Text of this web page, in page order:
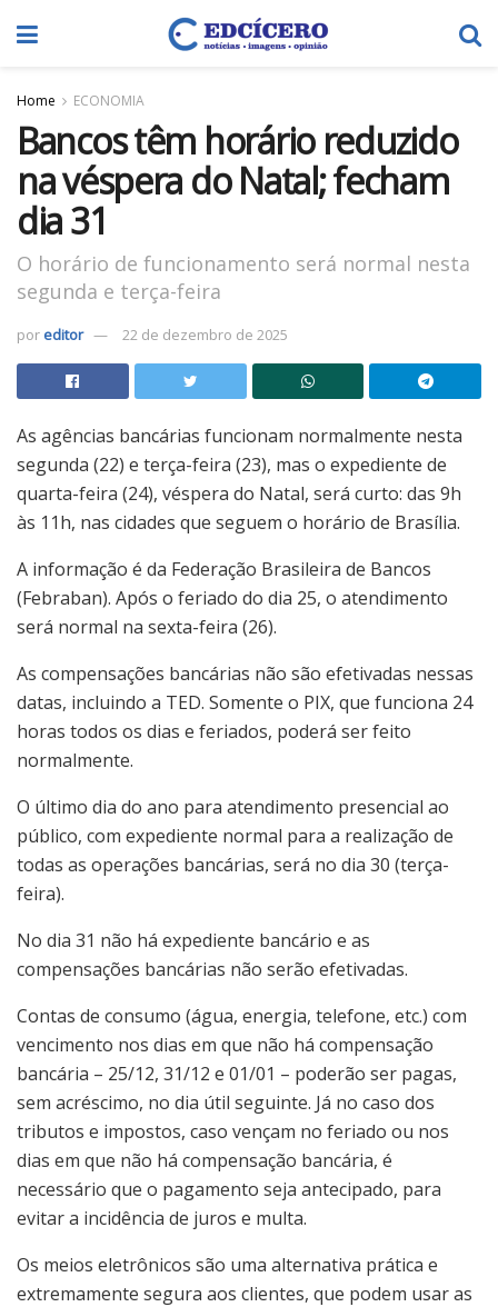
Home ECONOMIA
Bancos têm horário reduzido
na véspera do Natal; fecham
dia 31
O horário de funcionamento será normal nesta
segunda e terça-feira
por editor 22 de dezembro de 2025
As agências bancárias funcionam normalmente nesta
segunda (22) e terça-feira (23), mas o expediente de
quarta-feira (24), véspera do Natal, será curto: das 9h
às 11h, nas cidades que seguem o horário de Brasília.
A informação é da Federação Brasileira de Bancos
(Febraban). Após o feriado do dia 25, o atendimento
será normal na sexta-feira (26).
As compensações bancárias não são efetivadas nessas
datas, incluindo a TED. Somente o PIX, que funciona 24
horas todos os dias e feriados, poderá ser feito
normalmente.
O último dia do ano para atendimento presencial ao
público, com expediente normal para a realização de
todas as operações bancárias, será no dia 30 (terça-
feira).
No dia 31 não há expediente bancário e as
compensações bancárias não serão efetivadas.
Contas de consumo (água, energia, telefone, etc.) com
vencimento nos dias em que não há compensação
bancária – 25/12, 31/12 e 01/01 – poderão ser pagas,
sem acréscimo, no dia útil seguinte. Já no caso dos
tributos e impostos, caso vençam no feriado ou nos
dias em que não há compensação bancária, é
necessário que o pagamento seja antecipado, para
evitar a incidência de juros e multa.
Os meios eletrônicos são uma alternativa prática e
extremamente segura aos clientes, que podem usar as